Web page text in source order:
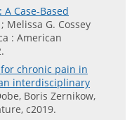
Case-Based
Melissa G. Cossey
: American
chronic pain in
interdisciplinary
Boris Zernikow,
c2019.